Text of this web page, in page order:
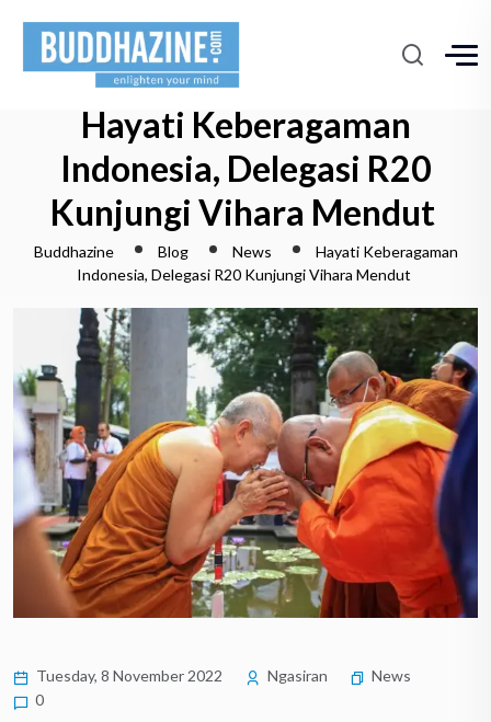
Hayati Keberagaman
Indonesia, Delegasi R20
Kunjungi Vihara Mendut
Buddhazine Blog News
Hayati Keberagaman
Indonesia, Delegasi R20 Kunjungi Vihara Mendut
Tuesday, 8 November 2022 Ngasiran
News
0